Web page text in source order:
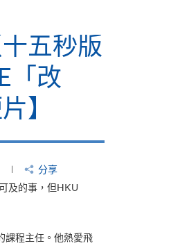
能活在
「改
】
分享
運動課程前，這也是他